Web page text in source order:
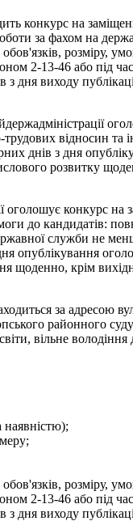
конкурс на
за фахом на
розміру,
2-13-46 або під
дня виходу
відносин
днів з дня
розвитку
конкурс на
до кандидатів:
служби не
опублікування
щоденно, крім
за адресою
районного
вільне
наявністю);
розміру,
2-13-46 або під
дня виходу